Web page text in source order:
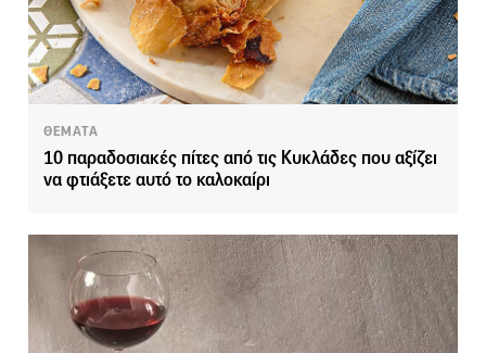
ΘΕΜΑΤΑ
10 παραδοσιακές πίτες από τις Κυκλάδες που αξίζει
να φτιάξετε αυτό το καλοκαίρι